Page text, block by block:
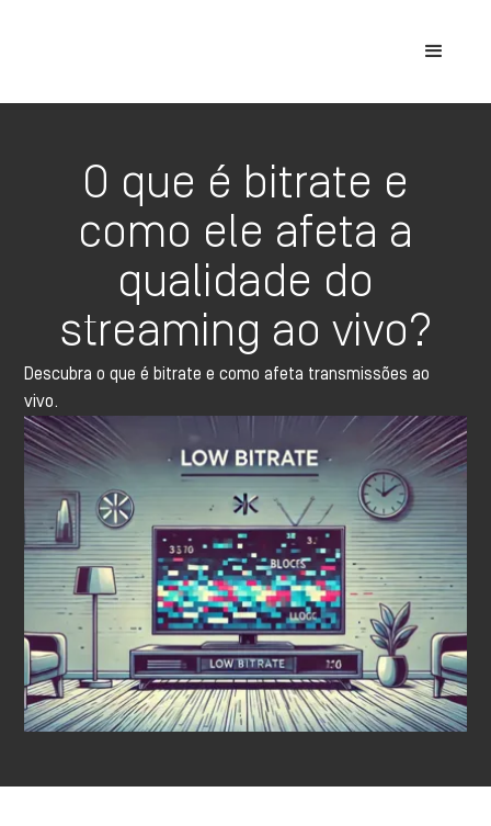
O que é bitrate e
como ele afeta a
qualidade do
streaming ao vivo?
Descubra o que é bitrate e como afeta transmissões ao
vivo.